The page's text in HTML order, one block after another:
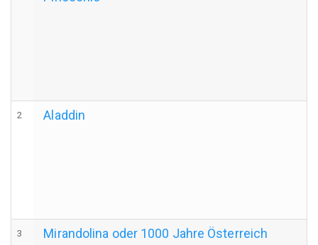
2 Aladdin
3 Mirandolina oder 1000 Jahre Österreich